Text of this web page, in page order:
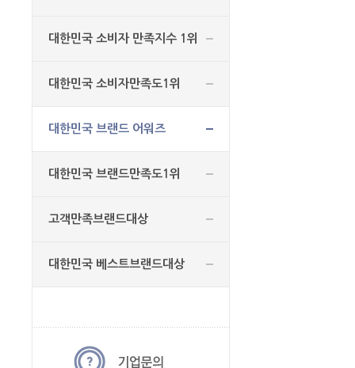
대한민국 소비자 만족지수 1위
대한민국 소비자만족도1위
대한민국 브랜드 어워즈
대한민국 브랜드만족도1위
고객만족브랜드대상
대한민국 베스트브랜드대상